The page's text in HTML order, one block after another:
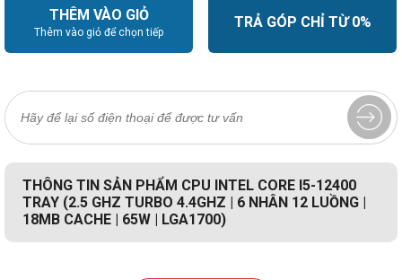
THÊM VÀO GIỎ
Thêm vào giỏ để chọn tiếp
TRẢ GÓP CHỈ TỪ 0%
THÔNG TIN SẢN PHẨM CPU INTEL CORE I5-12400
TRAY (2.5 GHZ TURBO 4.4GHZ | 6 NHÂN 12 LUỒNG |
18MB CACHE | 65W | LGA1700)